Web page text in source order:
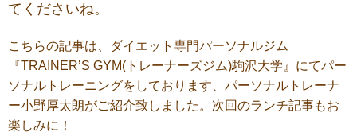
てくださいね。
こちらの記事は、ダイエット専門パーソナルジム
『TRAINER’S GYM( トレーナーズジム)駒沢大学 』にてパー
ソナルトレーニングをしております、パーソナルトレーナ
ー小野厚太朗がご紹介致しました。次回のランチ記事もお
楽しみに！